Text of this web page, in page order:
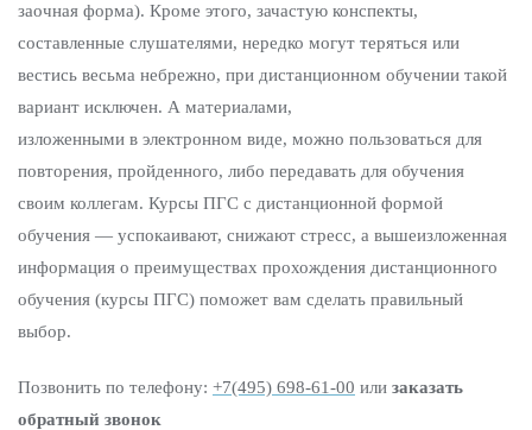
заочная форма). Кроме этого, зачастую конспекты,
составленные слушателями, нередко могут теряться или
вестись весьма небрежно, при дистанционном обучении такой
вариант исключен. А материалами,
изложенными в электронном виде, можно пользоваться для
повторения, пройденного, либо передавать для обучения
своим коллегам. Курсы ПГС с дистанционной формой
обучения — успокаивают, снижают стресс, а вышеизложенная
информация о преимуществах прохождения дистанционного
обучения (курсы ПГС) поможет вам сделать правильный
выбор.
Позвонить по телефону: +7(495) 698-61-00 или заказать
обратный звонок